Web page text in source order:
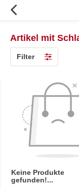
Artikel mit
Filter
Keine Produkte
gefunden!...